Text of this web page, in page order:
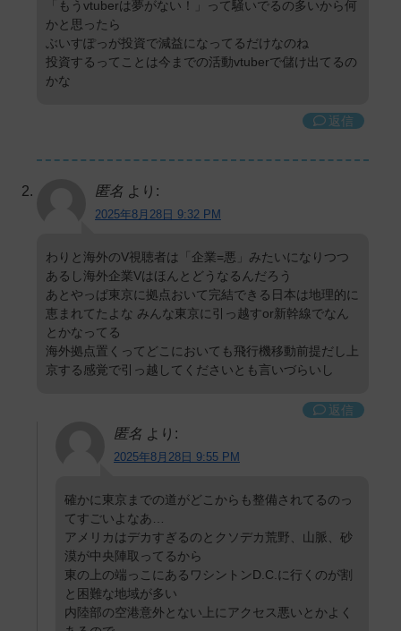
「もうvtuberは夢がない！」って騒いでるの多いから何
かと思ったら
ぶいすぽっが投資で減益になってるだけなのね
投資するってことは今までの活動vtuberで儲け出てるの
かな
返信
匿名 より:
2025年8月28日 9:32 PM
わりと海外のV視聴者は「企業=悪」みたいになりつつ
あるし海外企業Vはほんとどうなるんだろう
あとやっぱ東京に拠点おいて完結できる日本は地理的に
恵まれてたよな みんな東京に引っ越すor新幹線でなん
とかなってる
海外拠点置くってどこにおいても飛行機移動前提だし上
京する感覚で引っ越してくださいとも言いづらいし
返信
匿名 より:
2025年8月28日 9:55 PM
確かに東京までの道がどこからも整備されてるのっ
てすごいよなあ…
アメリカはデカすぎるのとクソデカ荒野、山脈、砂
漠が中央陣取ってるから
東の上の端っこにあるワシントンD.C.に行くのが割
と困難な地域が多い
内陸部の空港意外とない上にアクセス悪いとかよく